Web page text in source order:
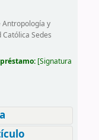
Antropología y
Sedes
Signatura